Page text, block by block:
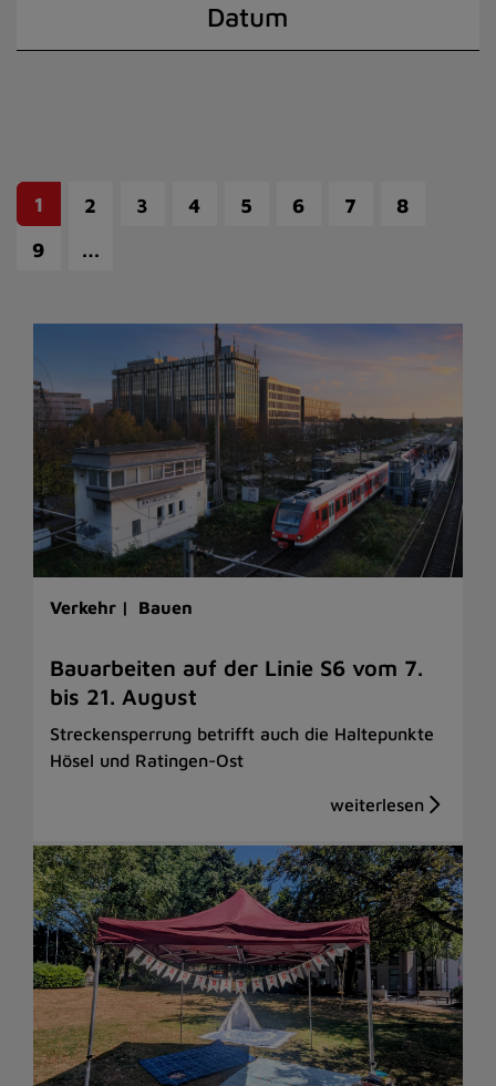
Datum
1 2 3 4 5 6 7
8
9
…
Verkehr | Bauen
Bauarbeiten auf der Linie S6 vom 7.
bis 21. August
Streckensperrung betrifft auch die Haltepunkte
Hösel und Ratingen-Ost